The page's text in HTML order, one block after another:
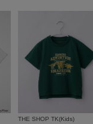
THE SHOP TK(Kids)